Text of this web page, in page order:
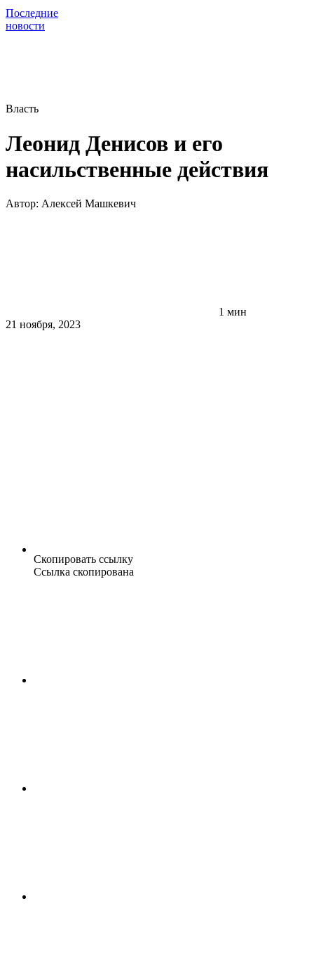
Последние
новости
Власть
Леонид Денисов и его
насильственные действия
Автор: Алексей Машкевич
1 мин
21 ноября, 2023
Скопировать ссылку
Ссылка скопирована